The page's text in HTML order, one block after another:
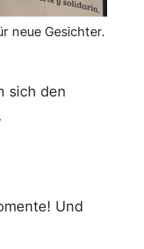
neue Gesichter.
sich den
Und